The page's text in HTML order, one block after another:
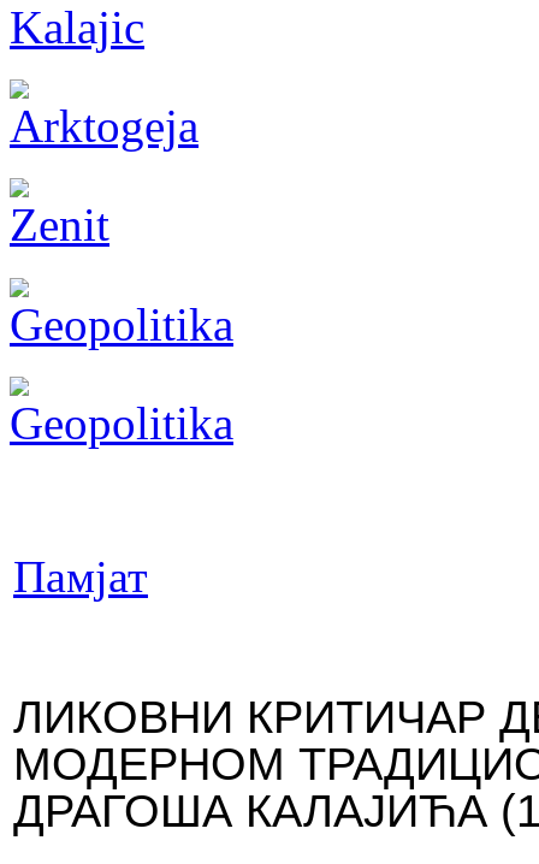
Памјат
ЛИКОВНИ КРИТИЧАР
МОДЕРНОМ
ДРАГОША КАЛАЈИЋА